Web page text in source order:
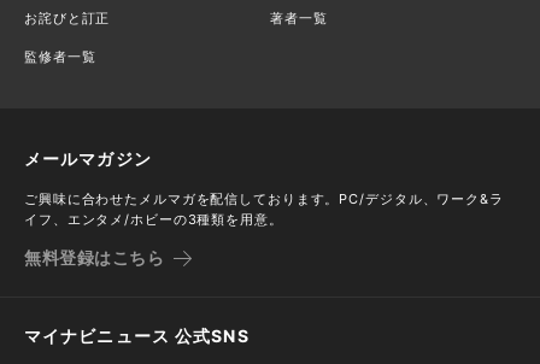
お詫びと訂正 著者一覧
監修者一覧
メールマガジン
ご興味に合わせたメルマガを配信しております。PC/デジタル、ワーク&ラ
イフ、エンタメ/ホビーの3種類を用意。
無料登録はこちら
マイナビニュース 公式SNS